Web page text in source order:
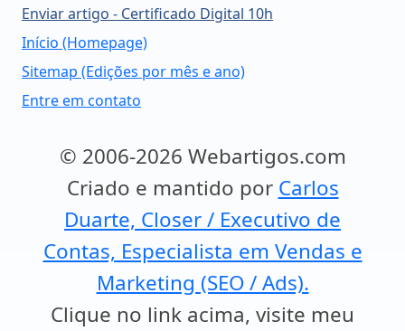
Enviar artigo - Certificado Digital 10h
Início (Homepage)
Sitemap (Edições por mês e ano)
Entre em contato
© 2006-2026 Webartigos.com
Criado e mantido por Carlos
Duarte, Closer / Executivo de
Contas, Especialista em Vendas e
Marketing (SEO / Ads).
Clique no link acima, visite meu